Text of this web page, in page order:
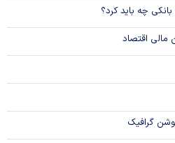
بانکی چه باید کرد؟
مالی اقتصاد
گرافیک